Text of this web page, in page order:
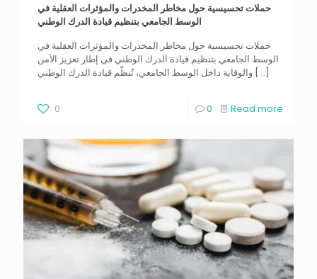
حملات تحسيسية حول مخاطر المخدرات والمؤثرات العقلية في
الوسط الجامعي بتنظيم قيادة الدرك الوطني
حملات تحسيسية حول مخاطر المخدرات والمؤثرات العقلية في
الوسط الجامعي بتنظيم قيادة الدرك الوطني في إطار تعزيز الأمن
والوقاية داخل الوسط الجامعي، تُنظّم قيادة الدرك الوطني […]
0 0 Read more